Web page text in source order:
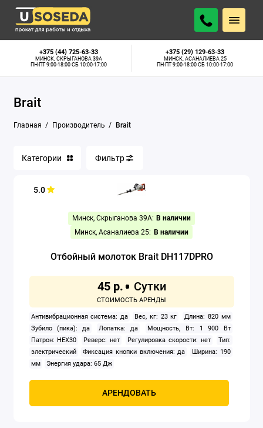
+375 (44) 725-63-33
МИНСК, СКРЫГАНОВА 39А
ПН-ПТ 9:00-18:00 СБ 10:00-17:00
+375 (29) 129-63-33
МИНСК, АСАНАЛИЕВА 25
ПН-ПТ 9:00-18:00 СБ 10:00-17:00
Brait
Главная Производитель Brait
Категории Фильтр
5.0
Минск, Скрыганова 39А: В наличии
Минск, Асаналиева 25: В наличии
Отбойный молоток Brait DH117DPRO
45 р.
Антивибрационная система: да Вес, кг: 23 кг
Длина: 820 мм
Зубило (пика): да
Лопатка: да
Мощность, Вт: 1 900 Вт
Патрон: HEX30
Реверс: нет Регулировка скорости: нет
Тип:
электрический
Фиксация кнопки включения: да
Ширина: 190
мм
Энергия удара: 65 Дж
АРЕНДОВАТЬ